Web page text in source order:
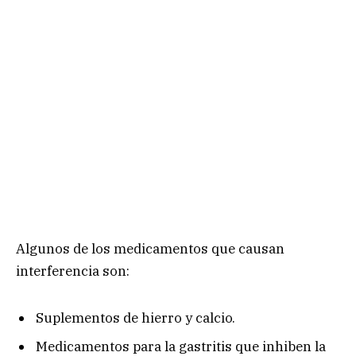
Algunos de los medicamentos que causan
interferencia son:
Suplementos de hierro y calcio.
Medicamentos para la gastritis que inhiben la